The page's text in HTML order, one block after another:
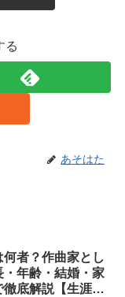
る
あそはた
者？作曲家とし
年齢・結婚・家
底解説【生涯と